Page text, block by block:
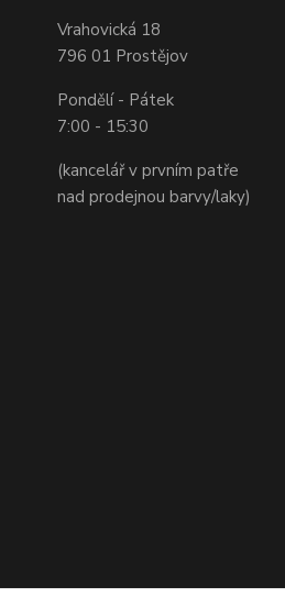
Vrahovická 18
796 01 Prostějov
Pondělí - Pátek
7:00 - 15:30
(kancelář v prvním patře
nad prodejnou barvy/laky)